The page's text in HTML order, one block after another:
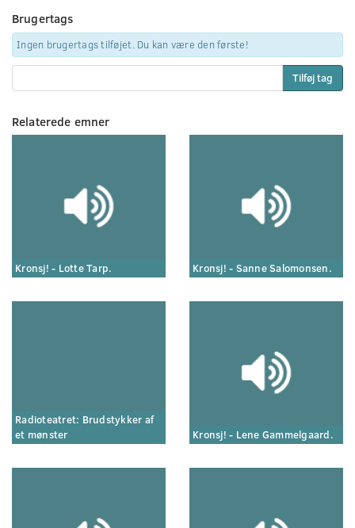
Brugertags
Ingen brugertags tilføjet. Du kan være den første!
Tilføj tag
Relaterede emner
Kronsj! - Lotte Tarp. Kronsj! - Sanne Salomonsen.
Radioteatret: Brudstykker af
et mønster
Kronsj! - Lene Gammelgaard.